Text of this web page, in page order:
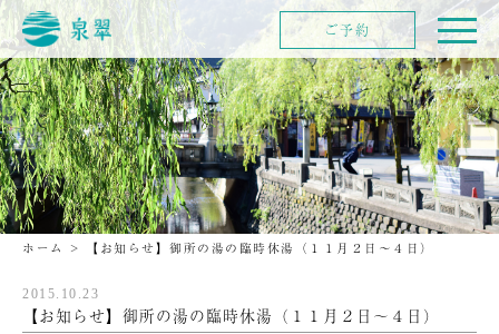
ホーム > 【お知らせ】御所の湯の臨時休湯（１１月２日〜４日）
2015.10.23
【お知らせ】御所の湯の臨時休湯（１１月２日〜４日）
ご予約